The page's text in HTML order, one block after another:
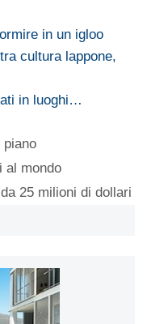
in un igloo
cultura lappone,
in luoghi…
piano
al mondo
25 milioni di dollari